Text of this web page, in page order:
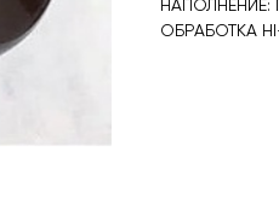
НАПОЛНЕНИЕ:
ОБРАБОТКА